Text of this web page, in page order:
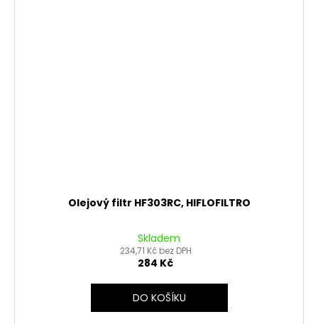
Olejový filtr HF303RC, HIFLOFILTRO
Skladem
234,71 Kč bez DPH
284 Kč
DO KOŠÍKU